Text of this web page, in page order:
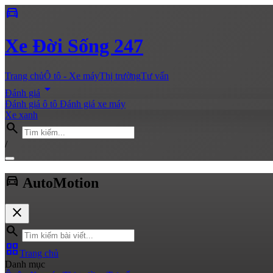
directions_car
Xe Đời Sống 247
Trang chủÔ tô - Xe máyThị trườngTư vấn
Đánh giá arrow_drop_down
Đánh giá ô tô Đánh giá xe máy
Xe xanh
search
/
directions_car AutoMotion
close
search
grid_viewTrang chủ
Danh mục